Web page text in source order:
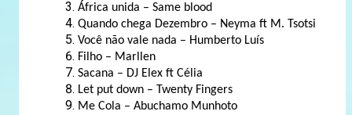
África unida – Same blood
Quando chega Dezembro – Neyma ft M. Tsotsi
Você não vale nada – Humberto Luís
Filho – Marllen
Sacana – DJ Elex ft Célia
Let put down – Twenty Fingers
Me Cola – Abuchamo Munhoto